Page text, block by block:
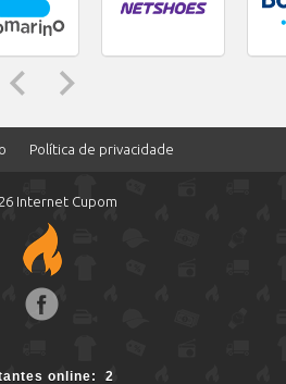
Política de privacidade
Internet Cupom
boo
2